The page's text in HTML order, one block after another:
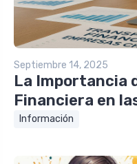
Septiembre 14, 2025
La Importancia
Financiera en
Información